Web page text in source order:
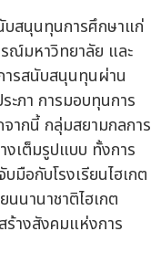
บสนุนทุนการศึกษาแก่
ณ์มหาวิทยาลัย และ
ารสนับสนุนทุนผ่าน
ะภา การมอบทุนการ
ากนี้ กลุ่มสยามกลการ
งเต็มรูปแบบ ทั้งการ
มือกับโรงเรียนไฮเกต
นานาชาติไฮเกต
ร้างสังคมแห่งการ